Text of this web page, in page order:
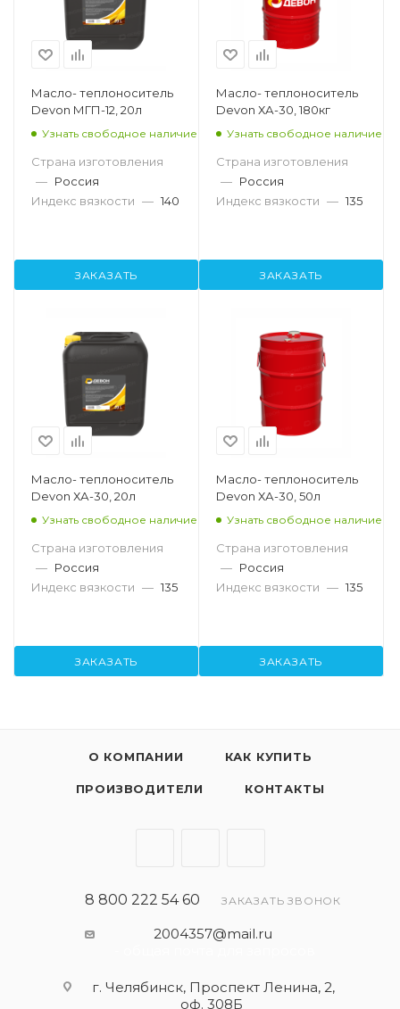
Масло- теплоноситель
Devon МГП-12, 20л
Узнать свободное наличие
Страна изготовления
— Россия
Индекс вязкости — 140
ЗАКАЗАТЬ
Масло- теплоноситель
Devon ХА-30, 180кг
Узнать свободное наличие
Страна изготовления
— Россия
Индекс вязкости — 135
ЗАКАЗАТЬ
Масло- теплоноситель
Devon ХА-30, 20л
Узнать свободное наличие
Страна изготовления
— Россия
Индекс вязкости — 135
ЗАКАЗАТЬ
Масло- теплоноситель
Devon ХА-30, 50л
Узнать свободное наличие
Страна изготовления
— Россия
Индекс вязкости — 135
ЗАКАЗАТЬ
О КОМПАНИИ КАК КУПИТЬ
ПРОИЗВОДИТЕЛИ КОНТАКТЫ
8 800 222 54 60 ЗАКАЗАТЬ ЗВОНОК
2004357@mail.ru
г. Челябинск, Проспект Ленина, 2,
оф. 308Б